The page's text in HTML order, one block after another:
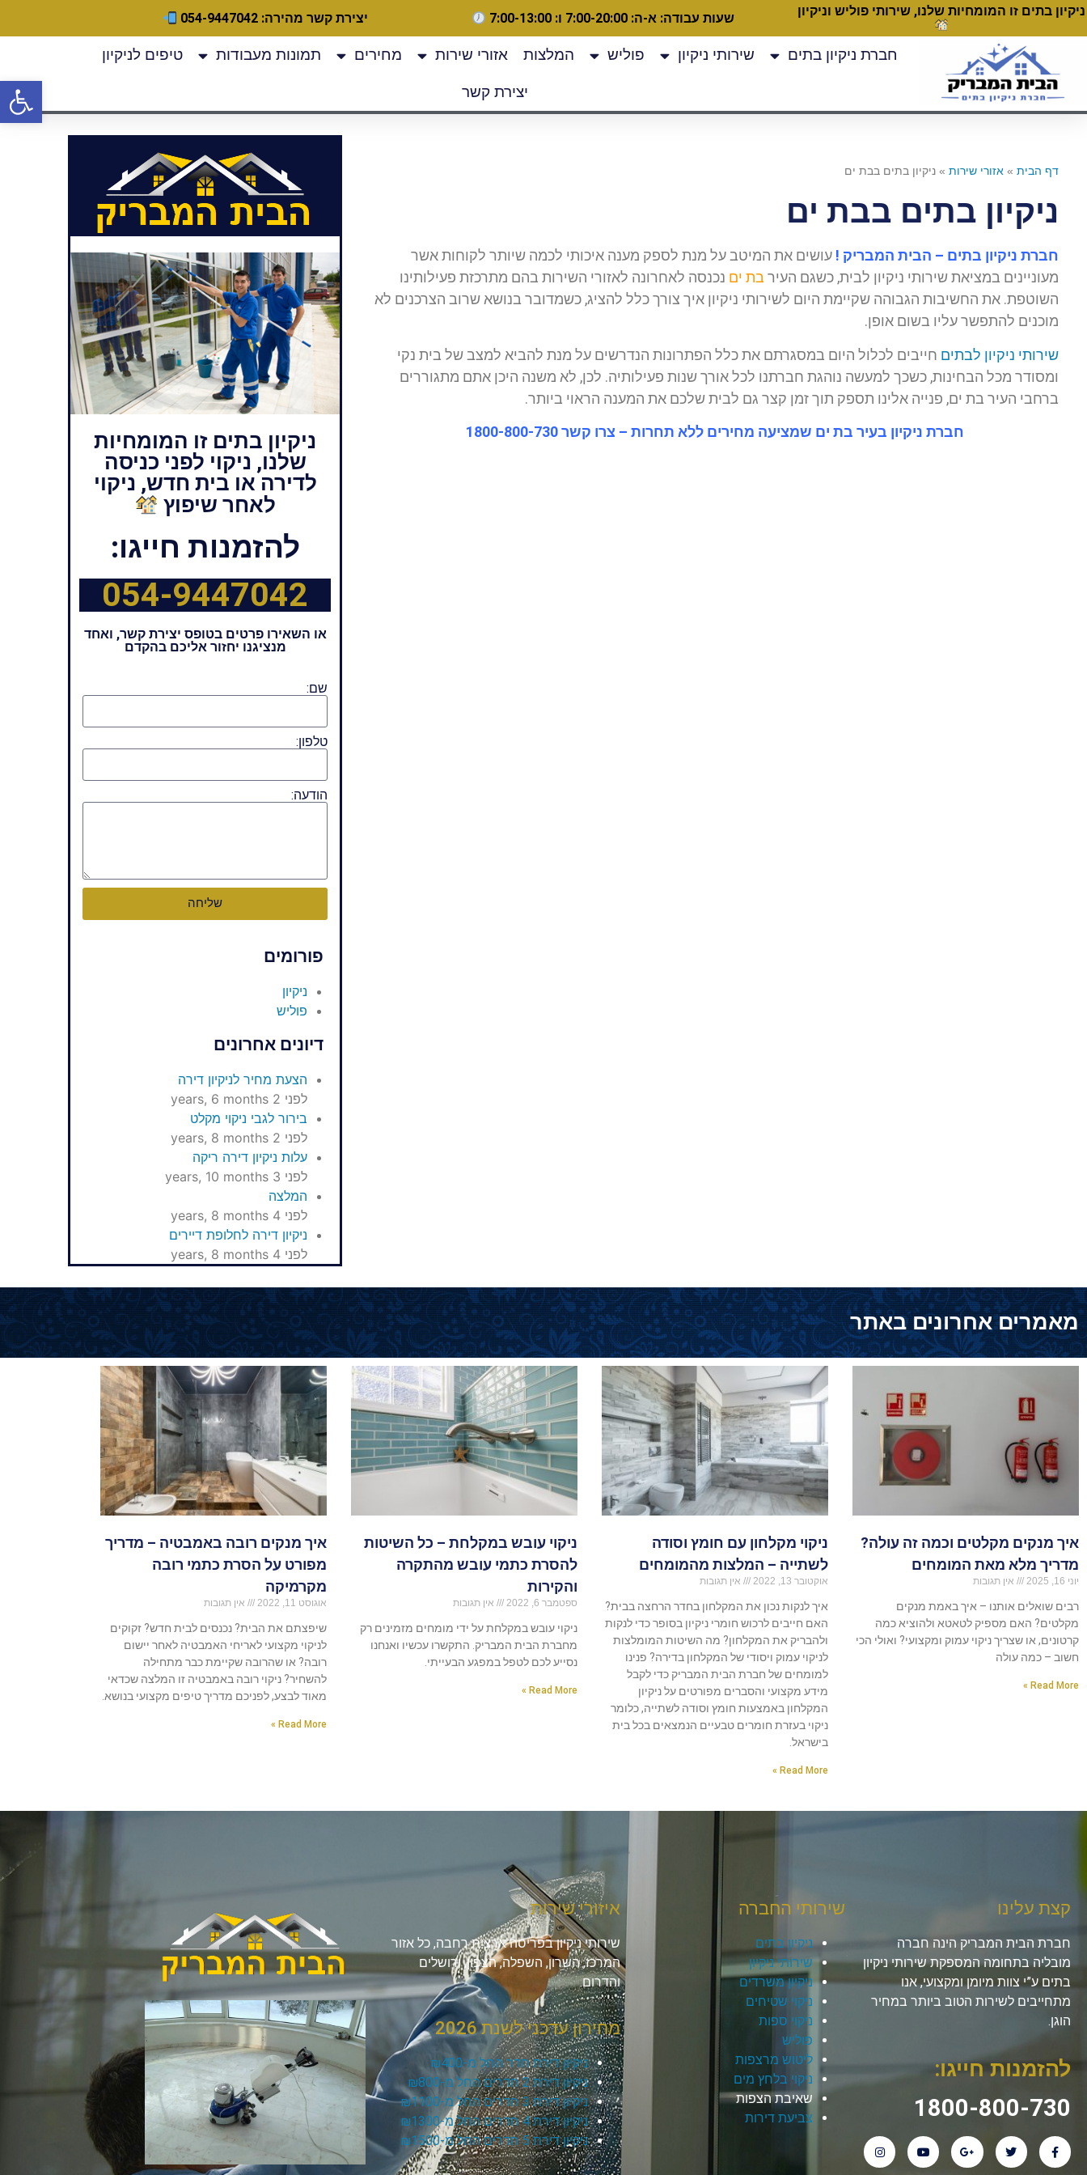
ניקיון בתים זו המומחיות שלנו, שירותי פוליש וניקיון שעות עבודה: א-ה: 7:00-20:00 ו: 7:00-13:00 יצירת קשר מהירה: 054-9447042
חברת ניקיון בתים שירותי ניקיון פוליש המלצות אזורי שירות מחירים תמונות מעבודות טיפים לניקיון
יצירת קשר
דף הבית » אזורי שירות » ניקיון בתים בבת ים
ניקיון בתים בבת ים
חברת ניקיון בתים – הבית המבריק ! עושים את המיטב על מנת לספק מענה איכותי לכמה שיותר לקוחות אשר
מעוניינים במציאת שירותי ניקיון לבית, כשגם העירבת ים נכנסה לאחרונה לאזורי השירות בהם מתרכזת פעילותינו
השוטפת. את החשיבות הגבוהה שקיימת היום לשירותי ניקיון איך צורך כלל להציג, כשמדובר בנושא שרוב הצרכנים לא
מוכנים להתפשר עליו בשום אופן.
שירותי ניקיון לבתים חייבים לכלול היום במסגרתם את כלל הפתרונות הנדרשים על מנת להביא למצב של בית נקי
ומסודר מכל הבחינות, כשכך למעשה נוהגת חברתנו לכל אורך שנות פעילותיה. לכן, לא משנה היכן אתם מתגוררים
ברחבי העיר בת ים, פנייה אלינו תספק תוך זמן קצר גם לבית שלכם את המענה הראוי ביותר.
חברת ניקיון בעיר בת ים שמציעה מחירים ללא תחרות – צרו קשר 1800-800-730
ניקיון בתים זו המומחיות
שלנו, ניקוי לפני כניסה
לדירה או בית חדש, ניקוי
לאחר שיפוץ
להזמנות חייגו:
054-9447042
או השאירו פרטים בטופס יצירת קשר, ואחד
מנציגנו יחזור אליכם בהקדם
שם:
טלפון:
הודעה:
שליחה
פורומים
ניקיון
פוליש
דיונים אחרונים
הצעת מחיר לניקיון דירה
לפני 2 years, 6 months
בירור לגבי ניקוי מקלט
לפני 2 years, 8 months
עלות ניקיון דירה ריקה
לפני 3 years, 10 months
המלצה
לפני 4 years, 8 months
ניקיון דירה לחלופת דיירים
לפני 4 years, 8 months
מאמרים אחרונים באתר
איך מנקים מקלטים וכמה זה עולה?
מדריך מלא מאת המומחים
יוני 16, 2025 אין תגובות
רבים שואלים אותנו – איך באמת מנקים
מקלטים? האם מספיק לטאטא ולהוציא כמה
קרטונים, או שצריך ניקוי עמוק ומקצועי? ואולי הכי
חשוב – כמה עולה
Read More »
ניקוי מקלחון עם חומץ וסודה
לשתייה – המלצות מהמומחים
אוקטובר 13, 2022 אין תגובות
איך לנקות נכון את המקלחון בחדר הרחצה בבית?
האם חייבים לרכוש חומרי ניקיון בסופר כדי לנקות
ולהבריק את המקלחון? מה השיטות המומלצות
לניקוי עמוק ויסודי של המקלחון בדירה? פנינו
למומחים של חברת הבית המבריק כדי לקבל
מידע מקצועי והסברים מפורטים על ניקיון
המקלחון באמצעות חומץ וסודה לשתייה, כלומר
ניקוי בעזרת חומרים טבעיים הנמצאים בכל בית
בישראל.
Read More »
ניקוי עובש במקלחת – כל השיטות
להסרת כתמי עובש מהתקרה
והקירות
ספטמבר 6, 2022 אין תגובות
ניקוי עובש במקלחת על ידי מומחים מזמינים רק
מחברת הבית המבריק. התקשרו עכשיו ואנחנו
נסייע לכם לטפל במפגע הבעייתי.
Read More »
איך מנקים רובה באמבטיה – מדריך
מפורט על הסרת כתמי רובה
מקרמיקה
אוגוסט 11, 2022 אין תגובות
שיפצתם את הבית? נכנסים לבית חדש? זקוקים
לניקוי מקצועי לאריחי האמבטיה לאחר יישום
רובה? או שהרובה שקיימת כבר מתחילה
להשחיר? ניקוי רובה באמבטיה זו המלצה שכדאי
מאוד לבצע, לפניכם מדריך טיפים מקצועי בנושא.
Read More »
קצת עלינו
חברת הבית המבריק הינה חברה
מובליה בתחומה המספקת שירותי ניקיון
בתים ע”י צוות מיומן ומקצועי, אנו
מתחייבים לשירות הטוב ביותר במחיר
הוגן.
להזמנות חייגו:
1800-800-730
שירותי החברה
ניקיון בתים
שירותי ניקיון
ניקיון משרדים
ניקוי שטיחים
ניקוי ספות
פוליש
ליטוש מרצפות
ניקוי בלחץ מים
שאיבת הצפות
צביעת דירות
איזורי שירות
שירותי ניקיון בפריסה ארצית רחבה, כל אזור
המרכז, השרון, השפלה, הצפון, ירושלים
והדרום.
מחירון עדכני לשנת 2026
ניקיון דירת חדר החל מ-₪400
ניקיון דירת 2 חדרים החל מ-₪800
ניקיון דירת 3 חדרים החל מ-₪1100
ניקיון דירת 4 חדרים החל מ-₪1300
ניקיון דירת 5 חדרים החל מ-₪1500